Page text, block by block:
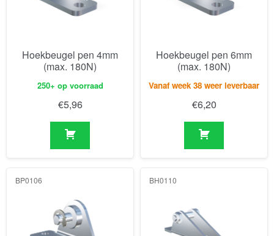
Hoekbeugel pen 4mm
(max. 180N)
250+ op voorraad
€5,96
Hoekbeugel pen 6mm
(max. 180N)
Vanaf week 38 weer leverbaar
€6,20
BP0106 BH0110